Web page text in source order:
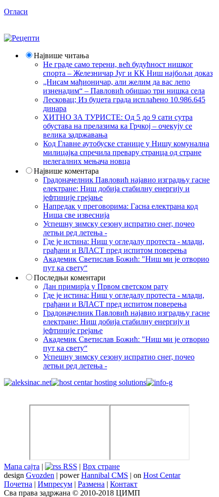
Огласи
Највише читања
Не граде само терени, већ будућност нишког
спорта – Железничар Југ и КК Ниш најбољи доказ
„Нисам мађионичар, али желим да вас лепо
изненадим“ – Павловић обишао три нишка села
Лесковац; Из буџета града исплаћено 10.986.645
динара
ХИТНО ЗА ТУРИСТЕ: Од 5 до 9 сати сутра
обустава на прелазима ка Грчкој – очекују се
велика задржавања
Код Главне аутобуске станице у Нишу комунална
милицајка спречила превару странца од стране
нелегалних мењача новца
Највише коментара
Градоначелник Павловић најавио изградњу гасне
електране: Ниш добија стабилну енергију и
јефтиније грејање
Напредак у преговорима: Гасна електрана код
Ниша све извеснија
Успешну зимску сезону испратио снег, почео
летњи ред летења -
Где је истина: Ниш у огледалу протеста - млади,
грађани и ВЛАСТ пред испитом поверења
Академик Светислав Божић: "Ниш ми је отворио
пут ка свету“
Последњи коментари
Дан примирја у Првом светском рату
Где је истина: Ниш у огледалу протеста - млади,
грађани и ВЛАСТ пред испитом поверења
Градоначелник Павловић најавио изградњу гасне
електране: Ниш добија стабилну енергију и
јефтиније грејање
Академик Светислав Божић: "Ниш ми је отворио
пут ка свету“
Успешну зимску сезону испратио снег, почео
летњи ред летења -
Мапа сајта RSS
Врх стране
design Gvozden | powerHannibal CMS | on Host Centar
Почетна
Импресум Размена
Контакт
Сва права задржана © 2010-2018 ЦИМП